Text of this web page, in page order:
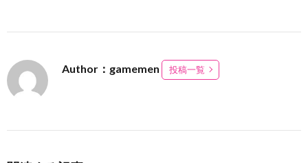
Author：gamemen 投稿一覧